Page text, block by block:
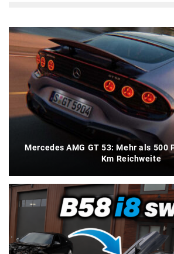
Mercedes AMG GT 53: Mehr als 500
Km Reichweite